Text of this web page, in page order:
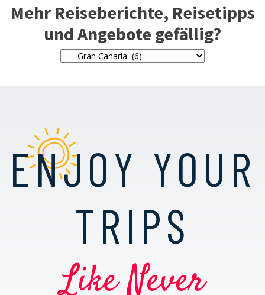
Mehr Reiseberichte, Reisetipps
und Angebote gefällig?
ENJOY YOUR
TRIPS
Like Never